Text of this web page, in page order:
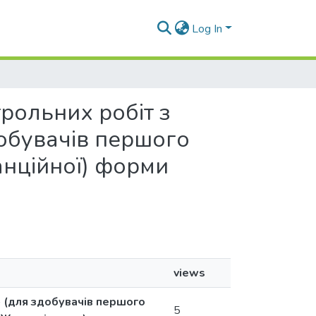
Log In
робіт з
першого
форми
views
(для здобувачів першого
5